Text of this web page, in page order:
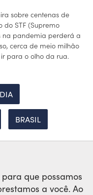
sobre centenas de
do STF (Supremo
na pandemia perderá a
cerca de meio milhão
para o olho da rua.
BRASIL
que possamos
a você. Ao